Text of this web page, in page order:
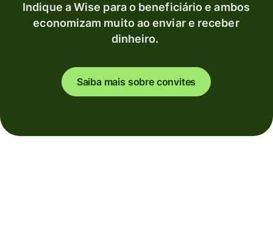
Indique a Wise para o beneficiário e ambos
economizam muito ao enviar e receber
dinheiro.
Saiba mais sobre convites